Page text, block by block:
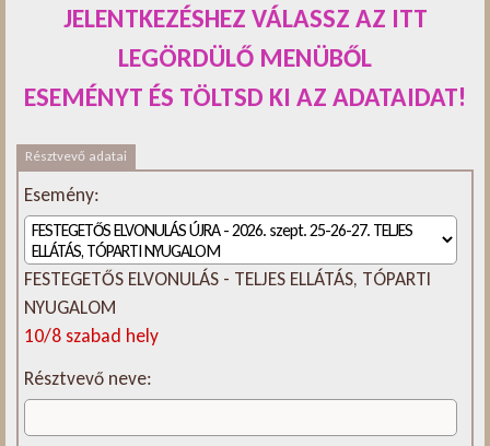
JELENTKEZÉSHEZ VÁLASSZ AZ ITT
LEGÖRDÜLŐ MENÜBŐL
ESEMÉNYT ÉS TÖLTSD KI AZ ADATAIDAT!
Résztvevő adatai
Esemény:
FESTEGETŐS ELVONULÁS - TELJES ELLÁTÁS, TÓPARTI
NYUGALOM
10/8 szabad hely
Résztvevő neve: